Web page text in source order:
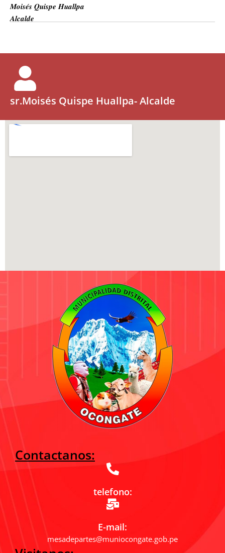
𝑴𝒐𝒊𝒔𝒆́𝒔 𝑸𝒖𝒊𝒔𝒑𝒆 𝑯𝒖𝒂𝒍𝒍𝒑𝒂
𝑨𝒍𝒄𝒂𝒍𝒅𝒆
sr.Moisés Quispe Huallpa- Alcalde
Contactanos:
telefono:
E-mail:
mesadepartes@muniocongate.gob.pe